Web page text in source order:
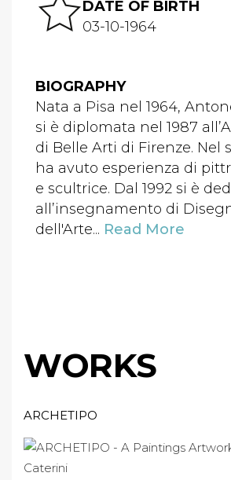
DATE OF BIRTH
03-10-1964
BIOGRAPHY
Nata a Pisa nel 1964,
si è diplomata nel 1987
di Belle Arti di Firenze. Nel
ha avuto esperienza di
e scultrice. Dal 1992 si è
all’insegnamento di
dell'Arte... Read More
WORKS
ARCHETIPO